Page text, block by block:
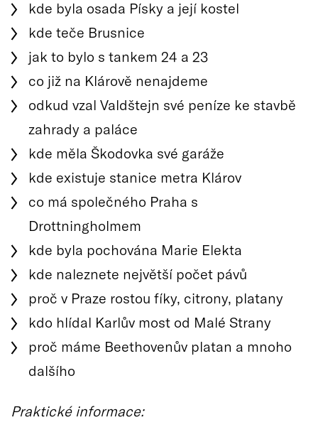
kde byla osada Písky a její kostel
kde teče Brusnice
jak to bylo s tankem 24 a 23
co již na Klárově nenajdeme
odkud vzal Valdštejn své peníze ke stavbě
zahrady a paláce
kde měla Škodovka své garáže
kde existuje stanice metra Klárov
co má společného Praha s
Drottningholmem
kde byla pochována Marie Elekta
kde naleznete největší počet pávů
proč v Praze rostou fíky, citrony, platany
kdo hlídal Karlův most od Malé Strany
proč máme Beethovenův platan a mnoho
dalšího
Praktické informace: